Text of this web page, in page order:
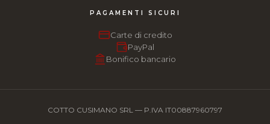
PAGAMENTI SICURI
Carte di credito
PayPal
Bonifico bancario
COTTO CUSIMANO SRL — P.IVA IT00887960797